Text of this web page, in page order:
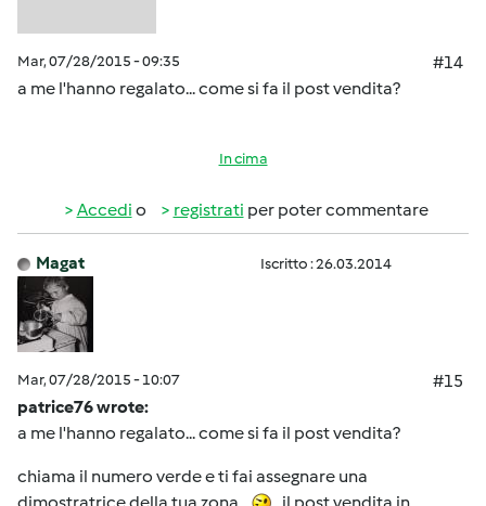
Mar, 07/28/2015 - 09:35
#14
a me l'hanno regalato... come si fa il post vendita?
In cima
Accedi o registrati per poter commentare
Magat Iscritto : 26.03.2014
Mar, 07/28/2015 - 10:07
#15
patrice76 wrote:
a me l'hanno regalato... come si fa il post vendita?
chiama il numero verde e ti fai assegnare una